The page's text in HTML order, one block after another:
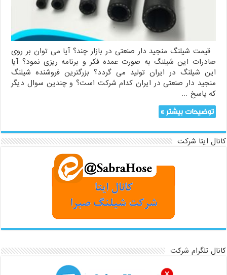
قیمت شیلنگ منجید دار صنعتی در بازار چند؟ آیا می توان بر روی
صادرات این شیلنگ به صورت عمده فکر و برنامه ریزی نمود؟ آیا
این شیلنگ در ایران تولید می گردد؟ بزرگترین فروشنده شیلنگ
منجید دار صنعتی در ایران کدام شرکت است؟ و چندین سوال دیگر
که پاسخ …
توضیحات بیشتر »
کانال ایتا شرکت
کانال تلگرام شرکت